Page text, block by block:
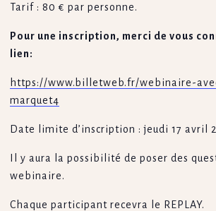
Tarif : 80 € par personne.
Pour une inscription, merci de vous
lien:
https://www.billetweb.fr/webinaire-
marquet4
Date limite d’inscription : jeudi 17 avril
Il y aura la possibilité de poser des
webinaire.
Chaque participant recevra le REPLAY.